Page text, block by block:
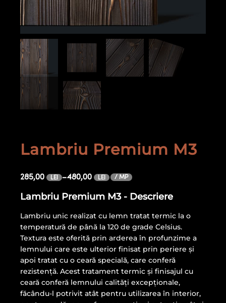
Lambriu Premium M3
285,00 LEI –480,00 LEI / MP
Lambriu Premium M3 - Descriere
Lambriu unic realizat cu lemn tratat termic la o
temperatură de până la 120 de grade Celsius.
Textura este oferită prin arderea în profunzime a
lemnului care este ulterior finisat prin periere și
apoi tratat cu o ceară specială, care conferă
rezistență. Acest tratament termic și finisajul cu
ceară conferă lemnului calități excepționale,
făcându-l potrivit atât pentru utilizarea în interior,